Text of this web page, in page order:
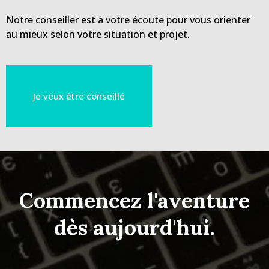
Notre conseiller est à votre écoute pour vous orienter
au mieux selon votre situation et projet.
Je veux être conseillé
Commencez l'aventure
dès aujourd'hui.